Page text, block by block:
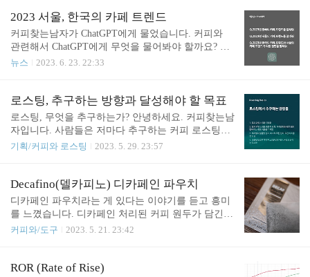
해 노력했습니다.처음에는 여러 논문을 바탕으로 로
스팅을 공부했습니다. 하지만 로스팅을 하면서 어느
순간 더 이상 논문에 메일 필요가 없다는 것을 알게
되었습니다. 로..
아직 사회적 합의가 충분히 이뤄지지 않았다고 생각
합니다. 구조감이라는 표현은 와인 테이스팅에서 온
것으로 보입니다. 주로 레드 와인에서 ‘구조’라는 표
현은 “구조가 탄탄하다.”, “구조가 좋다.” 정도로 사
용됩니다. 특히 산도나 탄닌이 충분한 경우 단단한
이런 요소들은 와인의 장기 숙성을 가능하게 만들기
때문입니다. 하지만 와인에서 사용하는 구조감이라
는 단어와 의미 그대로를 커피 시음에서 적용하는 것
은 무..
2023 서울, 한국의 카페 트렌드
커피찾는남자가 ChatGPT에게 물었습니다. 커피와
관련해서 ChatGPT에게 무엇을 물어봐야 할까요? 답
변들은 상당히 흥미롭습니다. 2023년 한국의 카페 트
음료가 출시될 것으로 예상됩니다. 스페셜티 커피,
라테 아트, 커피 칵테일 등을 통해 맛과 시각적인 즐
거움을 동시에 제공하는 음료가 더욱 인기를 끌 것입
니다. 2.테이크아웃과 딜리버리 시장 성장: 편리성을
추구하는 소비자들의 요구에 부응하기 위해, 테이크
니다. 커피를 즐기기 위해 카페에 방문하는 것이 아
니라, 주문한 음료를 집이나 사무실로 편리하게 받을
수 있는 시스템이 보다 발전할 것입니다...
뉴스 2023. 6. 23. 22:33
로스팅, 추구하는 방향과 달성해야 할 목표
로스팅, 무엇을 추구하는가? 안녕하세요. 커피찾는남
자입니다. 사람들은 저마다 추구하는 커피 로스팅이
다릅니다. 누군가는 소위 말하는 노르딕 로스팅을 하
을 균형 잡히지 않은 로스팅이라고 바로볼 수도 있지
만, 노르딕 로스팅을 추구하는 사람에게는 자신의 방
식이 균형잡힌 로스팅이라고 생각할 것 입니다. 대부
분은 자신이 추구하는 로스팅 방식이 균형 잡힌 것이
라는 생각을 한다는 것이 재미있는 부분입니다. 물론
성할 방법을 알지 못해서 자신의 현재 방식에 만족하
기도 합니다. 사람들이 추구하는 커피 맛의 방향은
기획/커피와 로스팅 2023. 5. 29. 23:57
Decafino(델카피노) 디카페인 파우치
디카페인 파우치라는 게 있다는 이야기를 듣고 흥미
를 느꼈습니다. 디카페인 처리된 커피 원두가 담긴
게 아니라, 카페인을 제거할 수 있으면서 인체에 무
결합하게 됩니다. 상품 설명서에 따르면 파우치를 음
커피와/도구 2023. 5. 21. 23:42
ROR (Rate of Rise)